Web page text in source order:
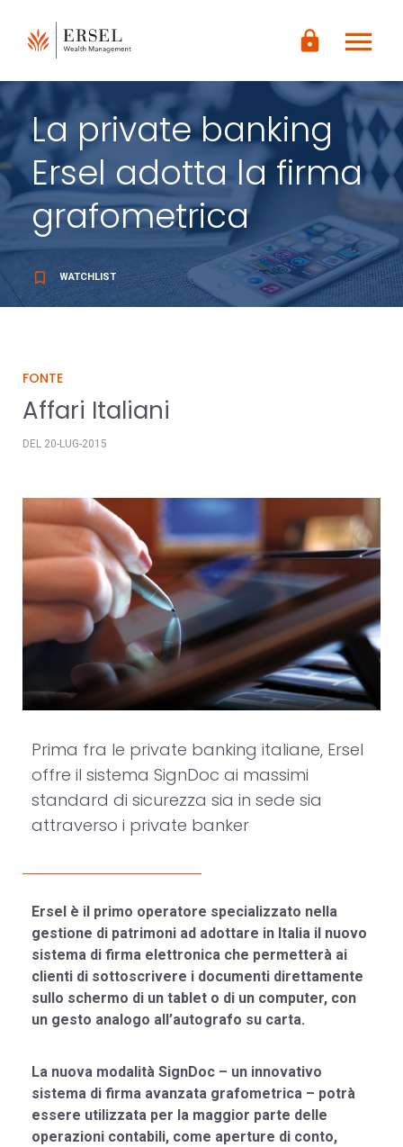
CONTENUTO
PRINCIPALE
PAGINA
lock menu
La private banking
Ersel adotta la firma
grafometrica
bookmark_border WATCHLIST
FONTE
Affari Italiani
DEL 20-LUG-2015
Prima fra le private banking italiane, Ersel
offre il sistema SignDoc ai massimi
standard di sicurezza sia in sede sia
attraverso i private banker
Ersel è il primo operatore specializzato nella
gestione di patrimoni ad adottare in Italia il nuovo
sistema di firma elettronica che permetterà ai
clienti di sottoscrivere i documenti direttamente
sullo schermo di un tablet o di un computer, con
un gesto analogo all’autografo su carta.
La nuova modalità SignDoc – un innovativo
sistema di firma avanzata grafometrica – potrà
essere utilizzata per la maggior parte delle
operazioni contabili, come aperture di conto,